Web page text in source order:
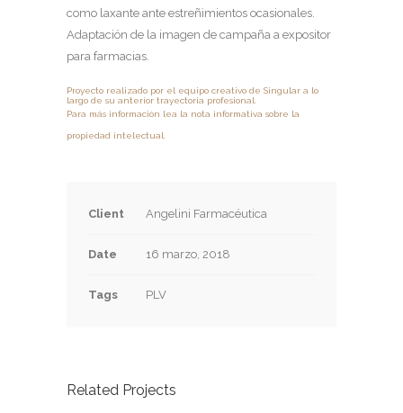
como laxante ante estreñimientos ocasionales.
Adaptación de la imagen de campaña a expositor
para farmacias.
Proyecto realizado por el equipo creativo de Singular a lo
largo de su anterior trayectoria profesional.
Para más información lea la nota informativa sobre la
propiedad intelectual.
Client Angelini Farmacéutica
Date 16 marzo, 2018
Tags PLV
Related Projects